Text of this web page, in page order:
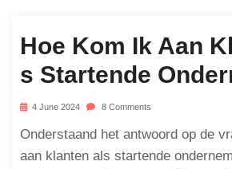
Hoe Kom Ik Aan
S Startende
4 June 2024 8 Comments
Onderstaand het antwoord op de
aan klanten als startende